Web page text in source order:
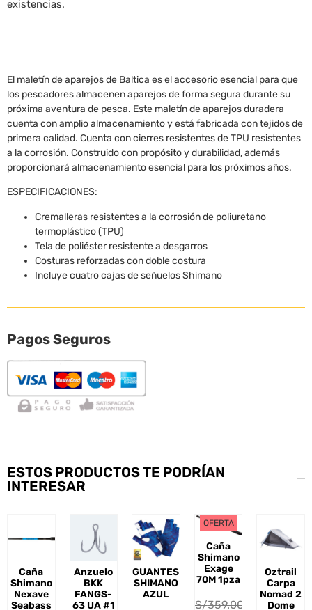
existencias.
El maletín de aparejos de Baltica es el accesorio esencial para que
los pescadores almacenen aparejos de forma segura durante su
próxima aventura de pesca. Este maletín de aparejos duradera
cuenta con amplio almacenamiento y está fabricada con tejidos de
primera calidad. Cuenta con cierres resistentes de TPU resistentes
a la corrosión. Construido con propósito y durabilidad, además
proporcionará almacenamiento esencial para los próximos años.
ESPECIFICACIONES:
Cremalleras resistentes a la corrosión de poliuretano
termoplástico (TPU)
Tela de poliéster resistente a desgarros
Costuras reforzadas con doble costura
Incluye cuatro cajas de señuelos Shimano
Pagos Seguros
ESTOS PRODUCTOS TE PODRÍAN
INTERESAR
Caña
Shimano
Nexave
Seabass
Anzuelo
BKK
FANGS-
63 UA #1
GUANTES
SHIMANO
AZUL
OFERTA
Caña
Shimano
Exage
70M 1pza
S/359.00
Oztrail
Carpa
Nomad 2
Dome